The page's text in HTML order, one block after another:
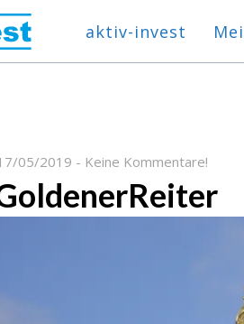
aktiv-invest
05/2019 - Keine Kommentare!